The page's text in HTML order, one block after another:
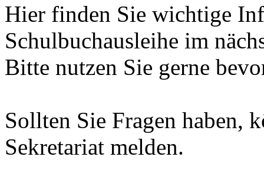
Hier finden Sie wichtige
Schulbuchausleihe im
Bitte nutzen Sie gerne
Sollten Sie Fragen haben,
Sekretariat melden.